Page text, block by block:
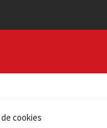
cookies